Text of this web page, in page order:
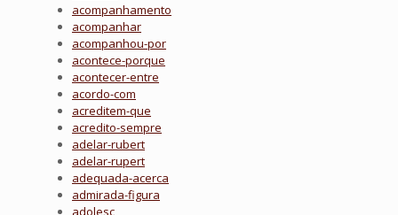
acompanhamento
acompanhar
acompanhou-por
acontece-porque
acontecer-entre
acordo-com
acreditem-que
acredito-sempre
adelar-rubert
adelar-rupert
adequada-acerca
admirada-figura
adolesc